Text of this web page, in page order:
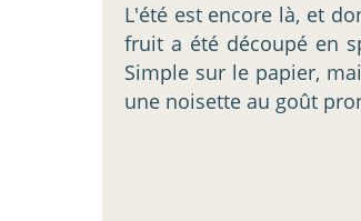
L'été est encore là, et
fruit a été découpé en
Simple sur le papier,
une noisette au goût